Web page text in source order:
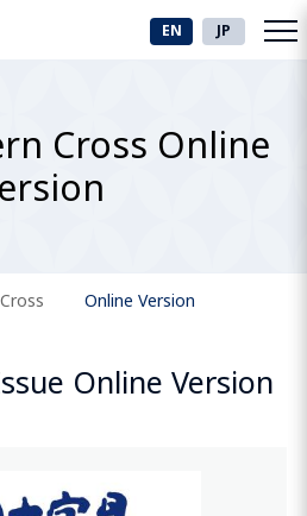
EN JP
Cross Online
Online Version
Online Version